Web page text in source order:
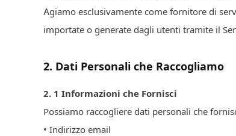
Agiamo esclusivamente come fornitore di
importate o generate dagli utenti tramite il
2. Dati Personali che Raccogliamo
2. 1 Informazioni che Fornisci
Possiamo raccogliere dati personali che
• Indirizzo email